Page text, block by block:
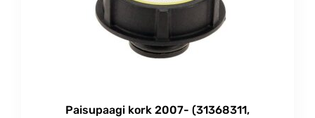
Paisupaagi kork 2007- (31368311,